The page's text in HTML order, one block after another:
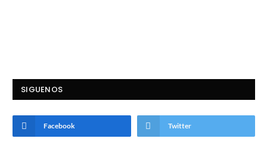
SIGUENOS
Facebook Twitter